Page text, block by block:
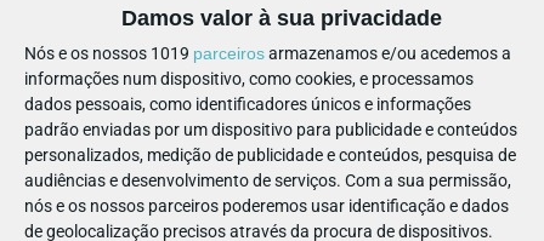
Damos valor à sua privacidade
Nós e os nossos 1019 parceirosarmazenamos e/ou acedemos a
informações num dispositivo, como cookies, e processamos
dados pessoais, como identificadores únicos e informações
padrão enviadas por um dispositivo para publicidade e conteúdos
personalizados, medição de publicidade e conteúdos, pesquisa de
audiências e desenvolvimento de serviços. Com a sua permissão,
nós e os nossos parceiros poderemos usar identificação e dados
de geolocalização precisos através da procura de dispositivos.